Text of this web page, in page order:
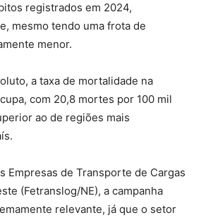
registrados em 2024,
mesmo tendo uma frota de
menor.
a taxa de mortalidade na
com 20,8 mortes por 100 mil
ao de regiões mais
Empresas de Transporte de Cargas
(Fetranslog/NE), a campanha
relevante, já que o setor